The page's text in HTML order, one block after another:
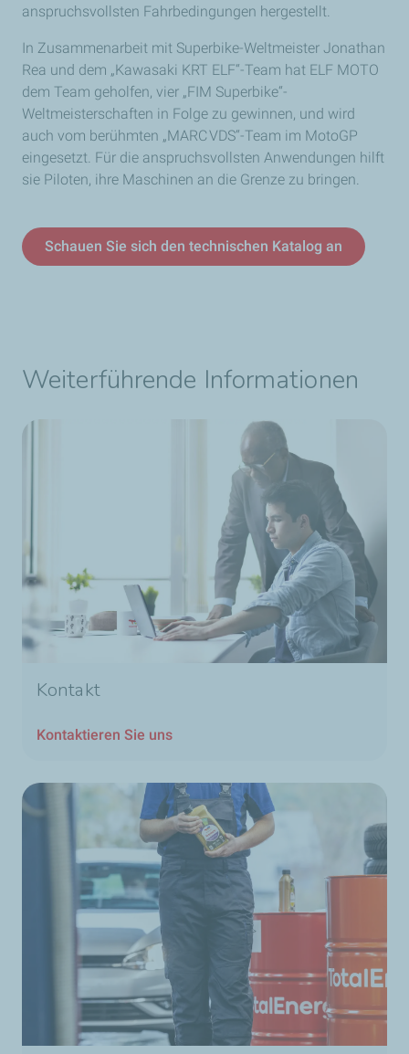
anspruchsvollsten Fahrbedingungen hergestellt.
In Zusammenarbeit mit Superbike-Weltmeister Jonathan
Rea und dem „Kawasaki KRT ELF“-Team hat ELF MOTO
dem Team geholfen, vier „FIM Superbike“-
Weltmeisterschaften in Folge zu gewinnen, und wird
auch vom berühmten „MARC VDS“-Team im MotoGP
eingesetzt. Für die anspruchsvollsten Anwendungen hilft
sie Piloten, ihre Maschinen an die Grenze zu bringen.
Schauen Sie sich den technischen Katalog an
Weiterführende Informationen
Kontakt
Kontaktieren Sie uns